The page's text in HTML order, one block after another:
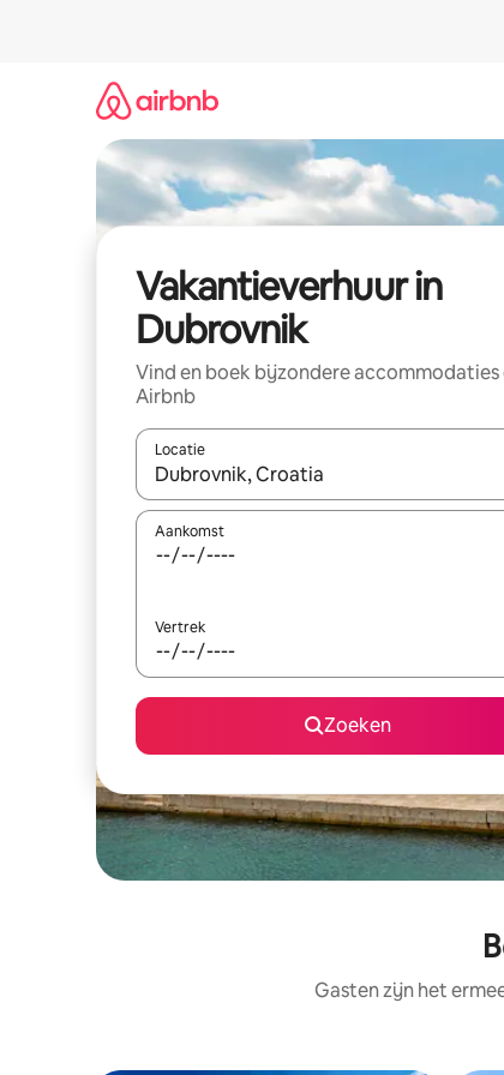
Vakantieverhuur in
Dubrovnik
Vind en boek bijzondere accommodaties
Airbnb
Locatie
Wanneer er suggesties beschikbaar zijn,
Aankomst
Vertrek
Zoeken
Gasten zijn het